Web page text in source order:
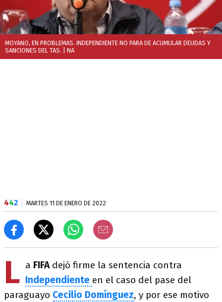
MOYANO, EN PROBLEMAS. INDEPENDIENTE NO PARA DE ACUMULAR DEUDAS Y
SANCIONES DEL TAS. | NA
442 MARTES 11 DE ENERO DE 2022
L a FIFA dejó firme la sentencia contra
Independiente en el caso del pase del
paraguayo Cecilio Domínguez, y por ese motivo